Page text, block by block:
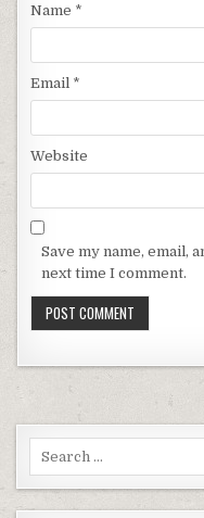
Name *
Email *
Website
Save my name, email,
next time I comment.